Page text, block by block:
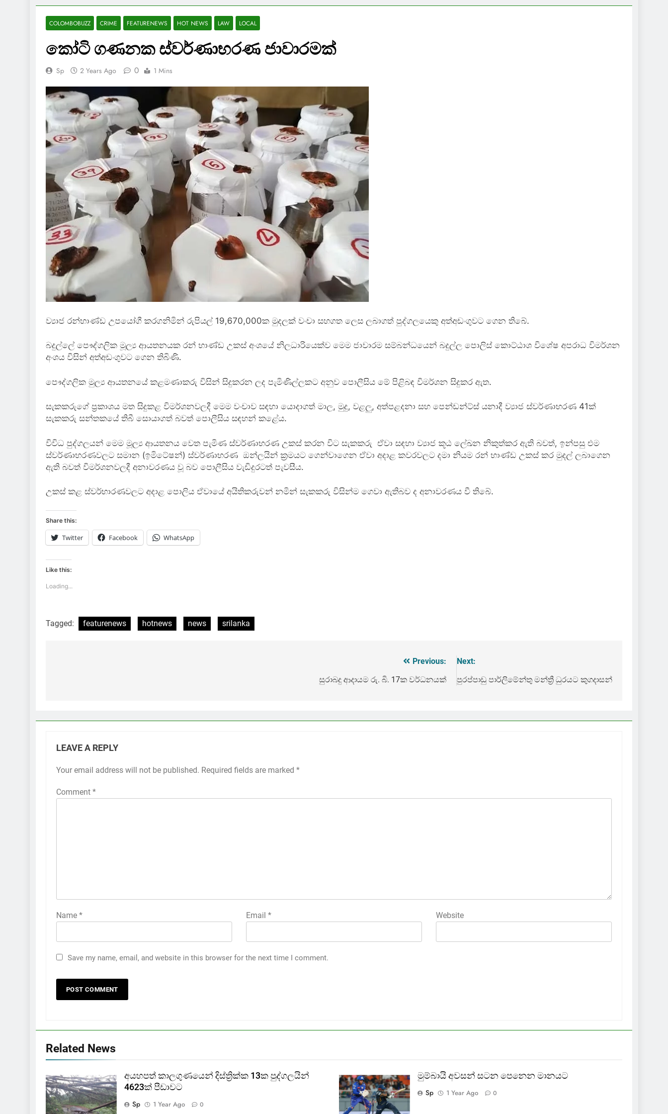
COLOMBOBUZZ CRIME FEATURENEWS HOT NEWS LAW LOCAL
කෝටි ගණනක ස්වර්ණාභරණ ජාවාරමක්
Sp 2 Years Ago 0 1 Mins
ව්‍යාජ රන්භාණ්ඩ උපයෝගී කරගනිමින් රුපියල් 19,670,000ක මුදලක් වංචා සහගත ලෙස ලබාගත් පුද්ගලයෙකු අත්අඩංගුවට ගෙන තිබේ.
බදුල්ලේ පෞද්ගලික මූල්‍ය ආයතනයක රන් භාණ්ඩ උකස් අංශයේ නිලධාරියෙක්ව මෙම ජාවාරම සම්බන්ධයෙන් බදුල්ල පොලිස් කොට්ඨාශ විශේෂ අපරාධ විමර්ශන
අංශය විසින් අත්අඩංගුවට ගෙන තිබිණි.
පෞද්ගලික මුල්‍ය ආයතනයේ කළමණාකරු විසින් සිදුකරන ලද පැමිණිල්ලකට අනුව පොලීසිය මේ පිළිබඳ විමර්ශන සිදුකර ඇත.
සැකකරුගේ ප්‍රකාශය මත සිදුකළ විමර්ශනවලදී මෙම වංචාව සඳහා යොදාගත් මාල, මුදු, වළලු, අත්පළදනා සහ පෙන්ඩන්ට්ස් යනාදී ව්‍යාජ ස්වර්ණාභරණ 41ක්
සැකකරු සන්තකයේ තිබී සොයාගත් බවත් පොලීසිය සඳහන් කළේය.
විවිධ පුද්ගලයන් මෙම මූල්‍ය ආයතනය වෙත පැමිණ ස්වර්ණාභරණ උකස් කරන විට සැකකරු ඒවා සඳහා ව්‍යාජ කූඨ ලේඛන නිකුත්කර ඇති බවත්, ඉන්පසු එම
ස්වර්ණාභරණවලට සමාන (ඉමිටේෂන්) ස්වර්ණාභරණ ඔන්ලයින් ක්‍රමයට ගෙන්වාගෙන ඒවා අදාළ කවරවලට දමා නියම රන් භාණ්ඩ උකස් කර මුදල් ලබාගෙන
ඇති බවත් විමර්ශනවලදී අනාවරණය වූ බව පොලීසිය වැඩිදුරටත් පැවසීය.
උකස් කළ ස්වර්භාරණවලට අදාළ පොලිය ඒවායේ අයිතිකරුවන් නමින් සැකකරු විසින්ම ගෙවා ඇතිබව ද අනාවරණය වී තිබේ.
Share this:
Twitter Facebook WhatsApp
Like this:
Loading...
Tagged: featurenews hotnews news srilanka
Previous:
සුරාබදු ආදායම රු. බි. 17ක වර්ධනයක්
Next:
පුරප්පාඩු පාර්ලිමේන්තු මන්ත්‍රී ධුරයට කුගදාසන්
LEAVE A REPLY
Your email address will not be published. Required fields are marked *
Comment *
Name * Email* Website
Save my name, email, and website in this browser for the next time I comment.
Related News
අයහපත් කාලගුණයෙන් දිස්ත්‍රික්ක 13ක පුද්ගලයින්
4623ක් පීඩාවට
Sp
1 Year Ago 0
මුම්බායි අවසන් සටන පෙනෙන මානයට
Sp
1 Year Ago 0